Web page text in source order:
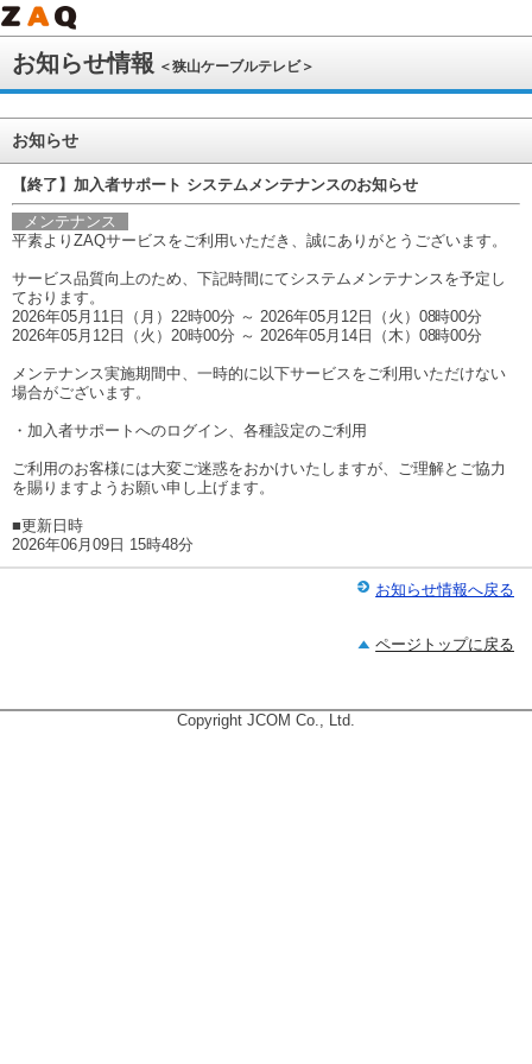
お知らせ情報 ＜狭山ケーブルテレビ＞
お知らせ
【終了】加入者サポート システムメンテナンスのお知らせ
メンテナンス
平素よりZAQサービスをご利用いただき、誠にありがとうございます。
サービス品質向上のため、下記時間にてシステムメンテナンスを予定し
ております。
2026年05月11日（月）22時00分 ～ 2026年05月12日（火）08時00分
2026年05月12日（火）20時00分 ～ 2026年05月14日（木）08時00分
メンテナンス実施期間中、一時的に以下サービスをご利用いただけない
場合がございます。
・加入者サポートへのログイン、各種設定のご利用
ご利用のお客様には大変ご迷惑をおかけいたしますが、ご理解とご協力
を賜りますようお願い申し上げます。
■更新日時
2026年06月09日 15時48分
お知らせ情報へ戻る
ページトップに戻る
Copyright JCOM Co., Ltd.